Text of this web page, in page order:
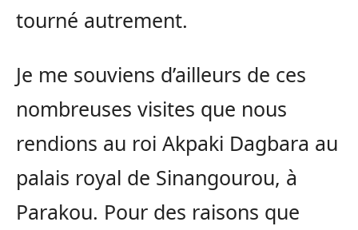
tourné autrement.
Je me souviens d’ailleurs de ces
nombreuses visites que nous
rendions au roi Akpaki Dagbara au
palais royal de Sinangourou, à
Parakou. Pour des raisons que